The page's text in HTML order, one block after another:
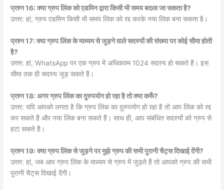
प्रश्न 16: क्या ग्रुप लिंक को एडमिन द्वारा किसी भी समय बदला जा सकता है?
उत्तर: हां, ग्रुप एडमिन किसी भी समय लिंक को रद्द करके नया लिंक बना सकता है।
प्रश्न 17: क्या ग्रुप लिंक के माध्यम से जुड़ने वाले सदस्यों की संख्या पर कोई सीमा होती
है?
उत्तर: हां, WhatsApp पर एक ग्रुप में अधिकतम 1024 सदस्य हो सकते हैं। इस
सीमा तक ही सदस्य जुड़ सकते हैं।
प्रश्न 18: अगर ग्रुप लिंक का दुरुपयोग हो रहा है तो क्या करूँ?
उत्तर: यदि आपको लगता है कि ग्रुप लिंक का दुरुपयोग हो रहा है तो आप लिंक को रद्द
कर सकते हैं और नया लिंक बना सकते हैं। साथ ही, आप संबंधित सदस्यों को ग्रुप से
हटा सकते हैं।
प्रश्न 19: क्या ग्रुप लिंक से जुड़ने पर मुझे ग्रुप की सभी पुरानी चैट्स दिखाई देंगी?
उत्तर: हां, जब आप ग्रुप लिंक के माध्यम से ग्रुप में जुड़ते हैं तो आपको ग्रुप की सभी
पुरानी चैट्स दिखाई देंगी।